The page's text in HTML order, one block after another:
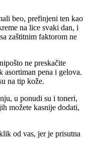
beo, prefinjeni ten kao
na lice svaki dan, i
zaštitnim faktorom ne
ne preskačite
asortiman pena i gelova.
na tip kože.
u ponudi su i toneri,
možete kasnije dodati,
od vas, jer je prisutna